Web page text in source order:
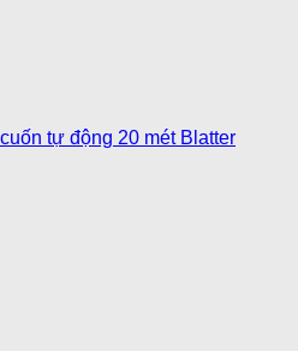
tự động 20 mét Blatter